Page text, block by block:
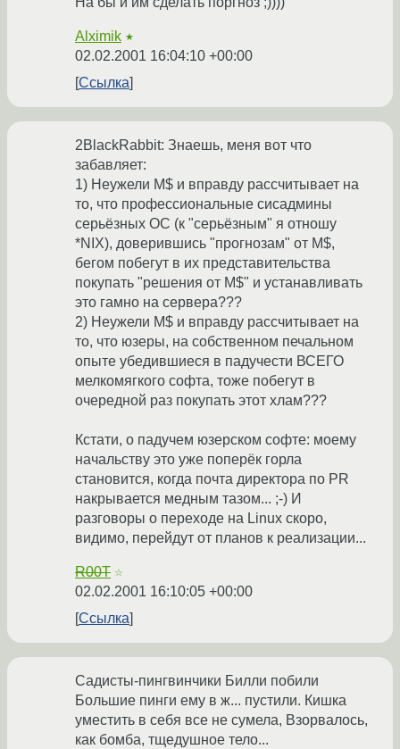
Alximik ★
02.02.2001 16:04:10 +00:00
Ссылка
2BlackRabbit: Знаешь, меня вот что
забавляет:
1) Неужели M$ и вправду рассчитывает на
то, что профессиональные сисадмины
серьёзных ОС (к "серьёзным" я отношу
*NIX), доверившись "прогнозам" от M$,
бегом побегут в их представительства
покупать "решения от M$" и устанавливать
это гамно на сервера???
2) Неужели M$ и вправду рассчитывает на
то, что юзеры, на собственном печальном
опыте убедившиеся в падучести ВСЕГО
мелкомягкого софта, тоже побегут в
очередной раз покупать этот хлам???
Кстати, о падучем юзерском софте: моему
начальству это уже поперёк горла
становится, когда почта директора по PR
накрывается медным тазом... ;-) И
разговоры о переходе на Linux скоро,
видимо, перейдут от планов к реализации...
R00T ☆
02.02.2001 16:10:05 +00:00
Ссылка
Садисты-пингвинчики Билли побили
Большие пинги ему в ж... пустили. Кишка
уместить в себя все не сумела, Взорвалось,
как бомба, тщедушное тело...